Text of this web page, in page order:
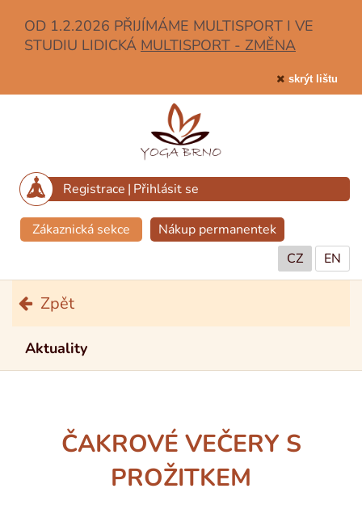
OD 1.2.2026 PŘIJÍMÁME MULTISPORT I VE
STUDIU LIDICKÁ MULTISPORT - ZMĚNA
skrýt lištu
Registrace | Přihlásit se
Zákaznická sekce
Nákup permanentek
CZ
EN
Zpět
Aktuality
ČAKROVÉ VEČERY S
PROŽITKEM